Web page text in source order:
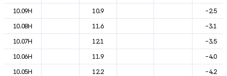
10.09H
10.9
-2.5
10.08H
11.6
-3.1
10.07H
12.1
-3.5
10.06H
11.9
-4.0
10.05H
12.2
-4.2